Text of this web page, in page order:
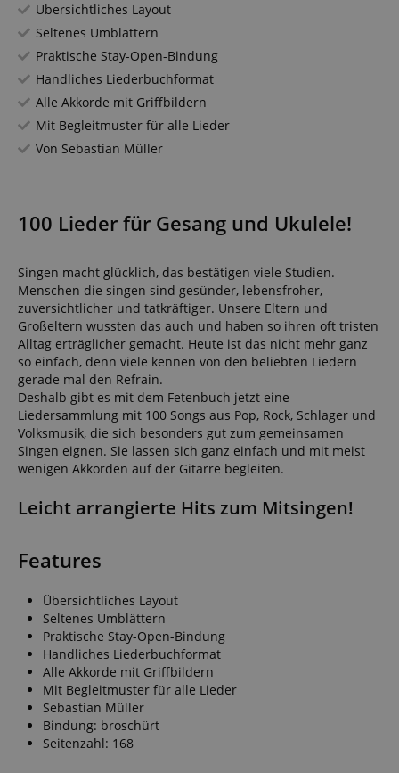
Übersichtliches Layout
Seltenes Umblättern
Praktische Stay-Open-Bindung
Handliches Liederbuchformat
Alle Akkorde mit Griffbildern
Mit Begleitmuster für alle Lieder
Von Sebastian Müller
100 Lieder für Gesang und Ukulele!
Singen macht glücklich, das bestätigen viele Studien.
Menschen die singen sind gesünder, lebensfroher,
zuversichtlicher und tatkräftiger. Unsere Eltern und
Großeltern wussten das auch und haben so ihren oft tristen
Alltag erträglicher gemacht. Heute ist das nicht mehr ganz
so einfach, denn viele kennen von den beliebten Liedern
gerade mal den Refrain.
Deshalb gibt es mit dem Fetenbuch jetzt eine
Liedersammlung mit 100 Songs aus Pop, Rock, Schlager und
Volksmusik, die sich besonders gut zum gemeinsamen
Singen eignen. Sie lassen sich ganz einfach und mit meist
wenigen Akkorden auf der Gitarre begleiten.
Leicht arrangierte Hits zum Mitsingen!
Features
Übersichtliches Layout
Seltenes Umblättern
Praktische Stay-Open-Bindung
Handliches Liederbuchformat
Alle Akkorde mit Griffbildern
Mit Begleitmuster für alle Lieder
Sebastian Müller
Bindung: broschürt
Seitenzahl: 168